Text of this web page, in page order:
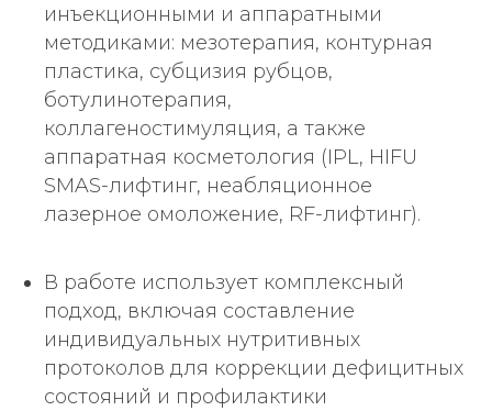
инъекционными и аппаратными
методиками: мезотерапия, контурная
пластика, субцизия рубцов,
ботулинотерапия,
коллагеностимуляция, а также
аппаратная косметология (IPL, HIFU
SMAS-лифтинг, неабляционное
лазерное омоложение, RF-лифтинг).
В работе использует комплексный
подход, включая составление
индивидуальных нутритивных
протоколов для коррекции дефицитных
состояний и профилактики